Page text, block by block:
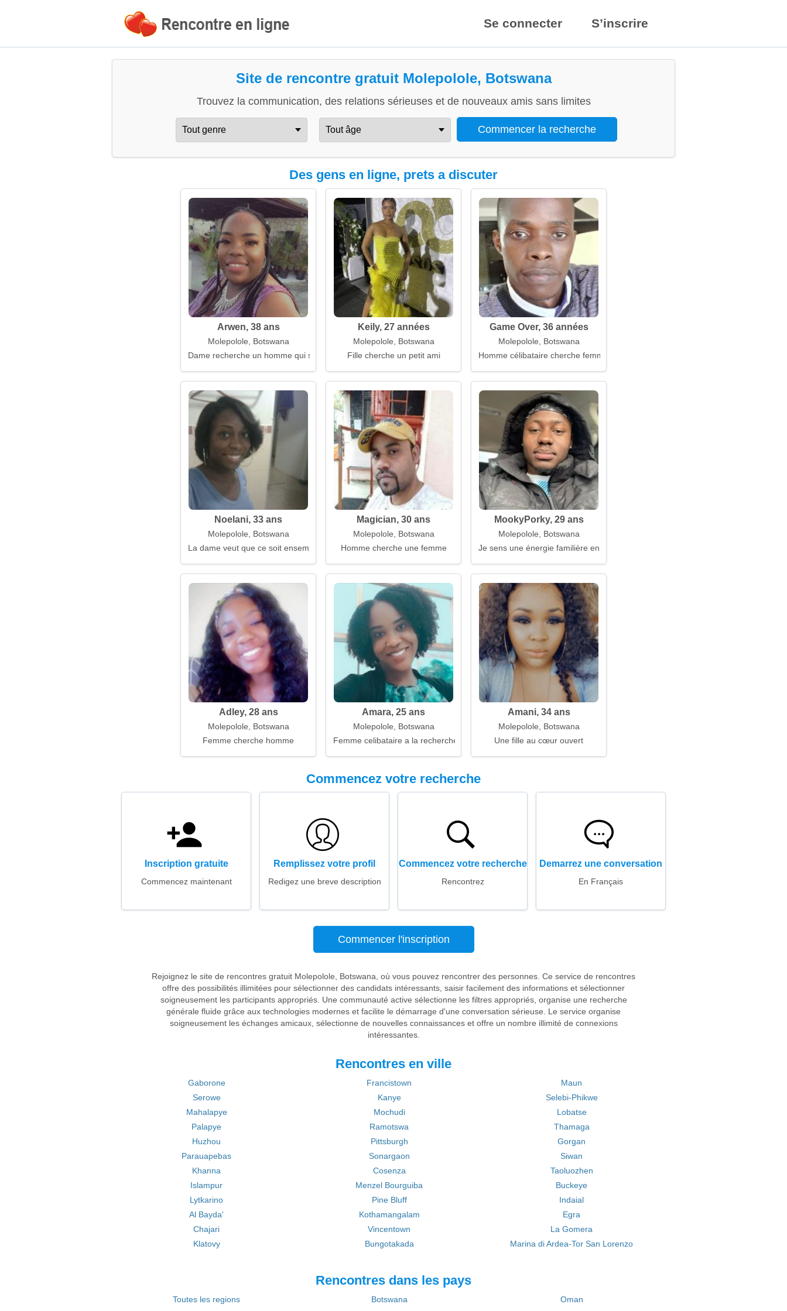
Se connecter S’inscrire
Site de rencontre gratuit Molepolole, Botswana
Trouvez la communication, des relations sérieuses et de nouveaux amis sans limites
Des gens en ligne, prets a discuter
Arwen, 38 ans
Molepolole, Botswana
Dame recherche un homme qui sait écouter
Keily, 27 années
Molepolole, Botswana
Fille cherche un petit ami
Game Over, 36 années
Molepolole, Botswana
Homme célibataire cherche femme
Noelani, 33 ans
Molepolole, Botswana
La dame veut que ce soit ensemble, pas aveuglément
Magician, 30 ans
Molepolole, Botswana
Homme cherche une femme
MookyPorky, 29 ans
Molepolole, Botswana
Je sens une énergie familière en toi
Adley, 28 ans
Molepolole, Botswana
Femme cherche homme
Amara, 25 ans
Molepolole, Botswana
Femme celibataire a la recherche d'un mari
Amani, 34 ans
Molepolole, Botswana
Une fille au cœur ouvert
Commencez votre recherche
Inscription gratuite
Commencez maintenant
Remplissez votre profil
Redigez une breve description
Commencez votre recherche
Rencontrez
Demarrez une conversation
En Français
Commencer l'inscription
Rejoignez le site de rencontres gratuit Molepolole, Botswana, où vous pouvez rencontrer des personnes. Ce service de rencontres
offre des possibilités illimitées pour sélectionner des candidats intéressants, saisir facilement des informations et sélectionner
soigneusement les participants appropriés. Une communauté active sélectionne les filtres appropriés, organise une recherche
générale fluide grâce aux technologies modernes et facilite le démarrage d'une conversation sérieuse. Le service organise
soigneusement les échanges amicaux, sélectionne de nouvelles connaissances et offre un nombre illimité de connexions
intéressantes.
Rencontres en ville
Gaborone Francistown
Maun
Serowe
Kanye
Selebi-Phikwe
Mahalapye
Mochudi
Lobatse
Palapye
Ramotswa
Thamaga
Huzhou
Pittsburgh
Gorgan
Parauapebas
Sonargaon
Siwan
Khanna
Cosenza
Taoluozhen
Islampur
Menzel Bourguiba
Buckeye
Lytkarino
Pine Bluff
Indaial
Al Bayda'
Kothamangalam
Egra
Chajari
Vincentown
La Gomera
Klatovy
Bungotakada Marina di Ardea-Tor San Lorenzo
Rencontres dans les pays
Toutes les regions Botswana
Oman